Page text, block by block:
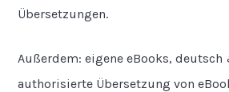
Übersetzungen.
Außerdem: eigene eBooks,
authorisierte Übersetzung von